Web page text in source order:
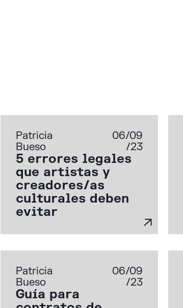
Patricia
Bueso
06/09
/23
5 errores legales
que artistas y
creadores/as
culturales deben
evitar
Patricia
Bueso
06/09
/23
Guía para